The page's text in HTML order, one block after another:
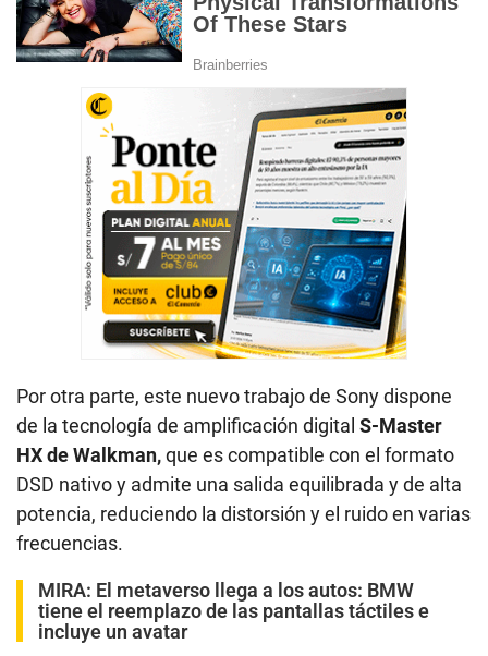
Por otra parte, este nuevo trabajo de Sony dispone
de la tecnología de amplificación digital S-Master
HX de Walkman,que es compatible con el formato
DSD nativo y admite una salida equilibrada y de alta
potencia, reduciendo la distorsión y el ruido en varias
frecuencias.
MIRA: El metaverso llega a los autos: BMW
tiene el reemplazo de las pantallas táctiles e
incluye un avatar